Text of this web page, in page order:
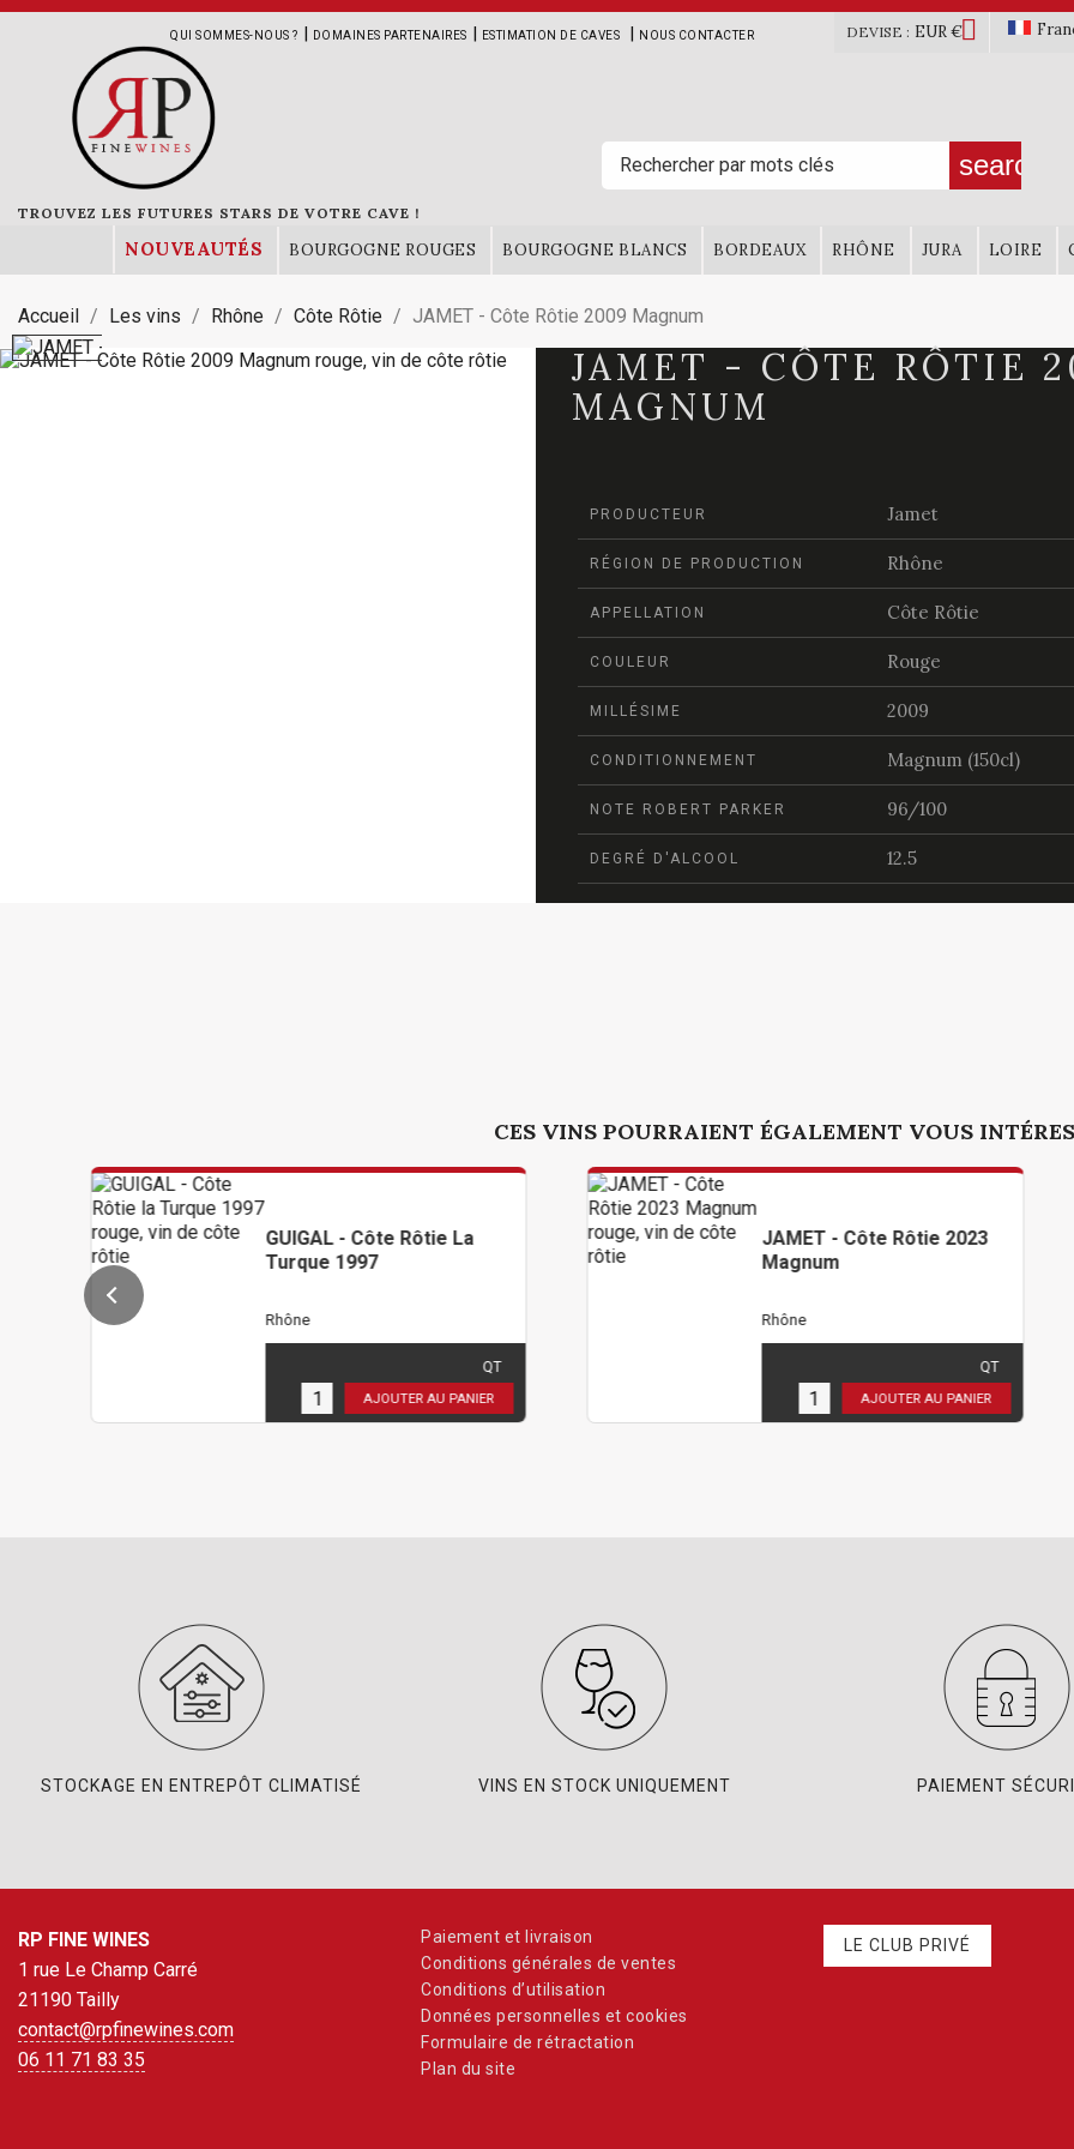
QUI SOMMES-NOUS ? | DOMAINES PARTENAIRES | ESTIMATION DE CAVES | NOUS CONTACTER DEVISE : EUR €
TROUVEZ LES FUTURES STARS DE VOTRE CAVE !
search
NOUVEAUTÉS BOURGOGNE ROUGES BOURGOGNE BLANCS BORDEAUX RHÔNE JURA LOIRE
Accueil Les vins Rhône Côte Rôtie JAMET - Côte Rôtie 2009 Magnum
JAMET - CÔTE RÔTIE
MAGNUM
PRODUCTEUR Jamet
RÉGION DE PRODUCTION Rhône
APPELLATION Côte Rôtie
COULEUR Rouge
MILLÉSIME 2009
CONDITIONNEMENT Magnum (150cl)
NOTE ROBERT PARKER 96/100
DEGRÉ D'ALCOOL 12.5
CES VINS POURRAIENT ÉGALEMENT VOUS
GUIGAL - Côte Rôtie La
Turque 1997
Rhône
AJOUTER AU PANIER
JAMET - Côte Rôtie 2023
Magnum
AJOUTER AU PANIER
STOCKAGE EN ENTREPÔT CLIMATISÉ VINS EN STOCK UNIQUEMENT PAIEMENT
RP FINE WINES
1 rue Le Champ Carré
21190 Tailly
contact@rpfinewines.com
06 11 71 83 35
Paiement et livraison
Conditions générales de ventes
Conditions d’utilisation
Données personnelles et cookies
Formulaire de rétractation
Plan du site
LE CLUB PRIVÉ